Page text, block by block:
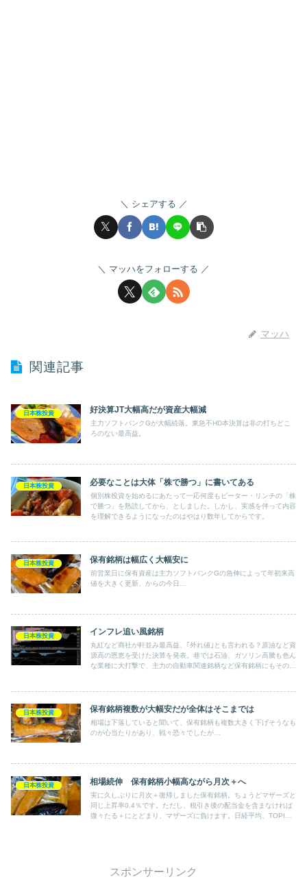
シェアする
マッハをフォローする
マッハ
関連記事
日本株投資 好決算JT大幅高だが資産大幅減
主力ソフトバンクGが大幅続落。東急不HD本決算は非の打ちどこ
ろのない最高益。
日本株投資 必要なことは大体「株で勝つ」に書いてある
個別株投資を始めるにあたって一応何度もピーター・リンチの「株
で勝つ」を熟読してから、としました。しかし、実感を伴って内容
を理解できるようになったのはやはり数年してからです。
日本株投資 保有銘柄は幅広く大幅安に
前営業日に保有資産は主力ソフトバンクGの急伸によって年初来高
値を大きく更新、からの今日…
日本株投資 インフレ追い風銘柄
丸紅など商社が軒並み最高益、｢外れ値｣とも言われる？原油など資
源高の恩恵を受けた決算を発表。巷では石油、ガソリン高騰も色ん
な業種に大打撃で、主力の自動車関連銘柄など保有銘柄にもその悪
日本株投資 保有銘柄複数が大幅安だが全体はそこまでは
相場は下落していると聞いて、保有銘柄も複数大きく下げそうなも
のが心当たりがあり、戦々恐々でしたが…
日本株投資 相場続伸 保有銘柄小幅高ながら月次＋へ
実に久しぶりに月次＋復帰しました保有銘柄。ちょうどマザーズと
同じ上昇率0.4％です。ただし、税引き後の配当金を含まなければ
微々たる＋にとどまり、マザーズに負けます。日経平均、TOPIX
スポンサーリンク